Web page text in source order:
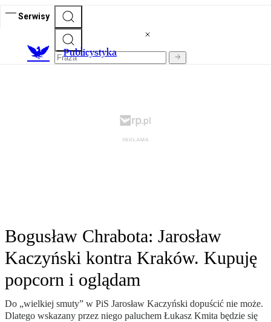
Serwisy
Publicystyka
Bogusław Chrabota: Jarosław
Kaczyński kontra Kraków. Kupuję
popcorn i oglądam
Do „wielkiej smuty” w PiS Jarosław Kaczyński dopuścić nie może.
Dlatego wskazany przez niego paluchem Łukasz Kmita będzie się